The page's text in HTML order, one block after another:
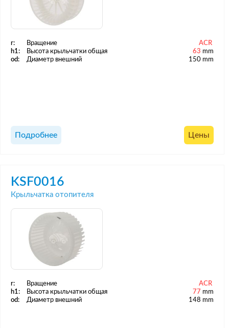
r: Вращение
ACR
h1:
Высота крыльчатки общая 63 mm
od:
Диаметр внешний 150 mm
Подробнее Цены
KSF0016
Крыльчатка отопителя
r: Вращение
ACR
h1:
Высота крыльчатки общая 77 mm
od:
Диаметр внешний 148 mm